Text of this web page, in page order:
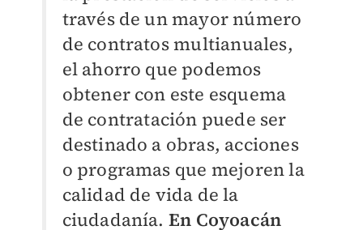
través de un mayor número
de contratosmultianuales,
el ahorro que podemos
obtener con este esquema
de contratación puede ser
destinado a obras, acciones
o programas que mejoren la
calidad de vida de la
ciudadanía. En Coyoacán